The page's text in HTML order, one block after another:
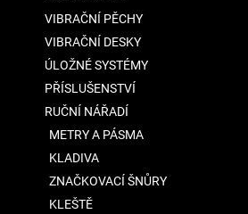
VIBRAČNÍ PĚCHY
VIBRAČNÍ DESKY
ÚLOŽNÉ SYSTÉMY
PŘÍSLUŠENSTVÍ
RUČNÍ NÁŘADÍ
METRY A PÁSMA
KLADIVA
ZNAČKOVACÍ ŠNŮRY
KLEŠTĚ